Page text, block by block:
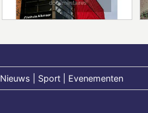
Nieuws | Sport | Evenementen